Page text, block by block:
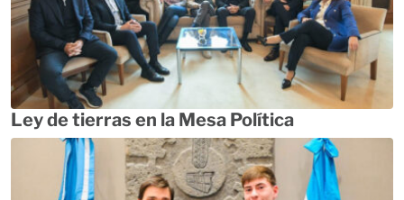
Ley de tierras en la Mesa Política